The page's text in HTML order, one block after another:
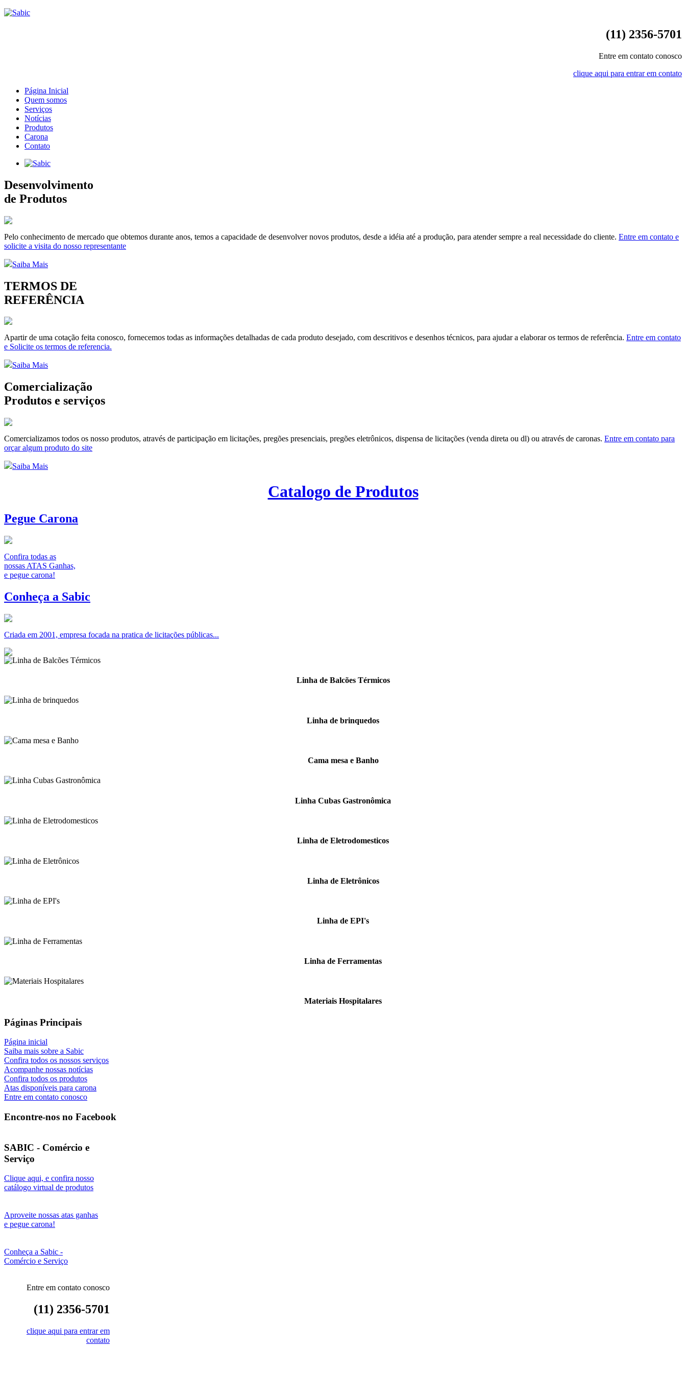
(11) 2356-5701
Entre em contato conosco
clique aqui para entrar em contato
Página Inicial
Quem somos
Serviços
Notícias
Produtos
Carona
Contato
Desenvolvimento
de Produtos
Pelo conhecimento de mercado que obtemos durante anos, temos a capacidade de desenvolver novos produtos, desde a idéia até a produção, para atender sempre a real necessidade do cliente. Entre em contato e
solicite a visita do nosso representante
Saiba Mais
TERMOS DE
REFERÊNCIA
Apartir de uma cotação feita conosco, fornecemos todas as informações detalhadas de cada produto desejado, com descritivos e desenhos técnicos, para ajudar a elaborar os termos de referência. Entre em contato
e Solicite os termos de referencia.
Saiba Mais
Comercialização
Produtos e serviços
Comercializamos todos os nosso produtos, através de participação em licitações, pregões presenciais, pregões eletrônicos, dispensa de licitações (venda direta ou dl) ou através de caronas. Entre em contato para
orçar algum produto do site
Saiba Mais
Catalogo de Produtos
Pegue Carona
Confira todas as
nossas ATAS Ganhas,
e pegue carona!
Conheça a Sabic
Criada em 2001, empresa focada na pratica de licitações públicas...
Linha de Balcões Térmicos
Linha de brinquedos
Cama mesa e Banho
Linha Cubas Gastronômica
Linha de Eletrodomesticos
Linha de Eletrônicos
Linha de EPI's
Linha de Ferramentas
Materiais Hospitalares
Páginas Principais
Página inicial
Saiba mais sobre a Sabic
Confira todos os nossos serviços
Acompanhe nossas notícias
Confira todos os produtos
Atas disponíveis para carona
Entre em contato conosco
Encontre-nos no Facebook
SABIC - Comércio e
Serviço
Clique aqui, e confira nosso
catálogo virtual de produtos
Aproveite nossas atas ganhas
e pegue carona!
Conheça a Sabic -
Comércio e Serviço
Entre em contato conosco
(11) 2356-5701
clique aqui para entrar em
contato